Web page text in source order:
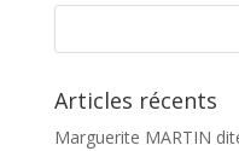
o e
Articles récents
Marguerite MARTIN